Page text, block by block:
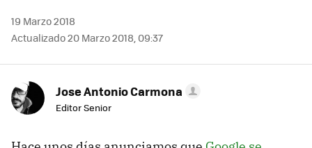
19 Marzo 2018
Actualizado 20 Marzo 2018, 09:37
Jose Antonio Carmona
Editor Senior